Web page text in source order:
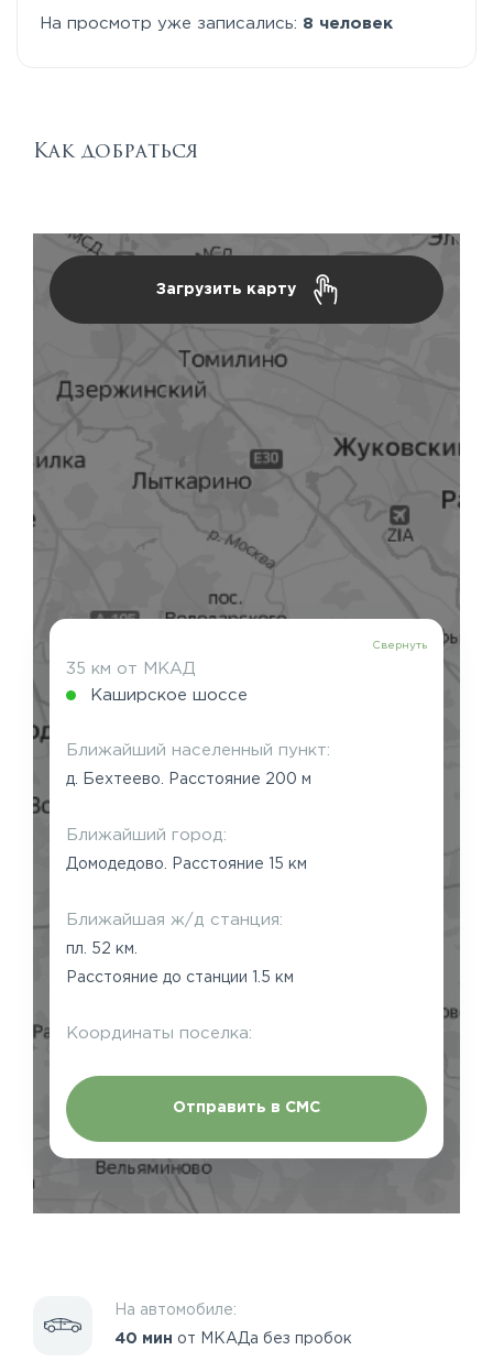
На просмотр уже записались: 8 человек
Как добраться
Загрузить карту
Свернуть
35 км от МКАД
Каширское шоссе
Ближайший населенный пункт:
д. Бехтеево. Расстояние 200 м
Ближайший город:
Домодедово. Расстояние 15 км
Ближайшая ж/д станция:
пл. 52 км.
Расстояние до станции 1.5 км
Координаты поселка:
Отправить в СМС
На автомобиле:
40 мин от МКАДа без пробок